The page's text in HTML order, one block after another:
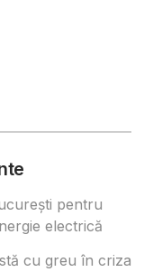
pentru
electrică
cu greu în criza